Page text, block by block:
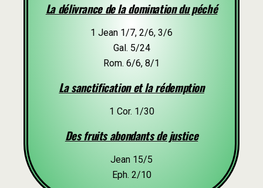
La délivrance de la domination du péché
1 Jean 1/7, 2/6, 3/6
Gal. 5/24
Rom. 6/6, 8/1
La sanctification et la rédemption
1 Cor. 1/30
Des fruits abondants de justice
Jean 15/5
Eph. 2/10